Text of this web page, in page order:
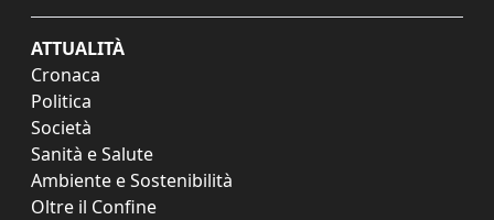
ATTUALITÀ
Cronaca
Politica
Società
Sanità e Salute
Ambiente e Sostenibilità
Oltre il Confine